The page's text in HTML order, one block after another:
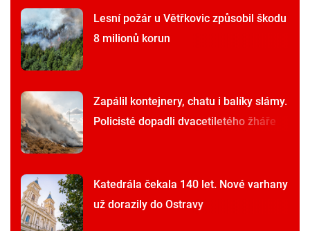
Lesní požár u Větřkovic způsobil škodu
8 milionů korun
Zapálil kontejnery, chatu i balíky slámy.
Policisté dopadli dvacetiletého žháře
Katedrála čekala 140 let. Nové varhany
už dorazily do Ostravy